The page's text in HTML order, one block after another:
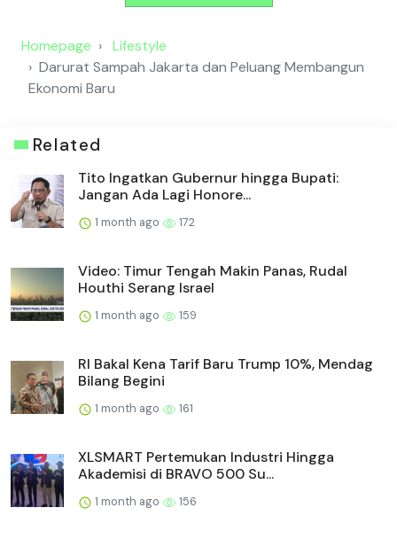
Homepage
Lifestyle
Darurat Sampah Jakarta dan Peluang Membangun
Ekonomi Baru
Related
Tito Ingatkan Gubernur hingga Bupati:
Jangan Ada Lagi Honore...
1 month ago 172
Video: Timur Tengah Makin Panas, Rudal
Houthi Serang Israel
1 month ago 159
RI Bakal Kena Tarif Baru Trump 10%, Mendag
Bilang Begini
1 month ago 161
XLSMART Pertemukan Industri Hingga
Akademisi di BRAVO 500 Su...
1 month ago 156